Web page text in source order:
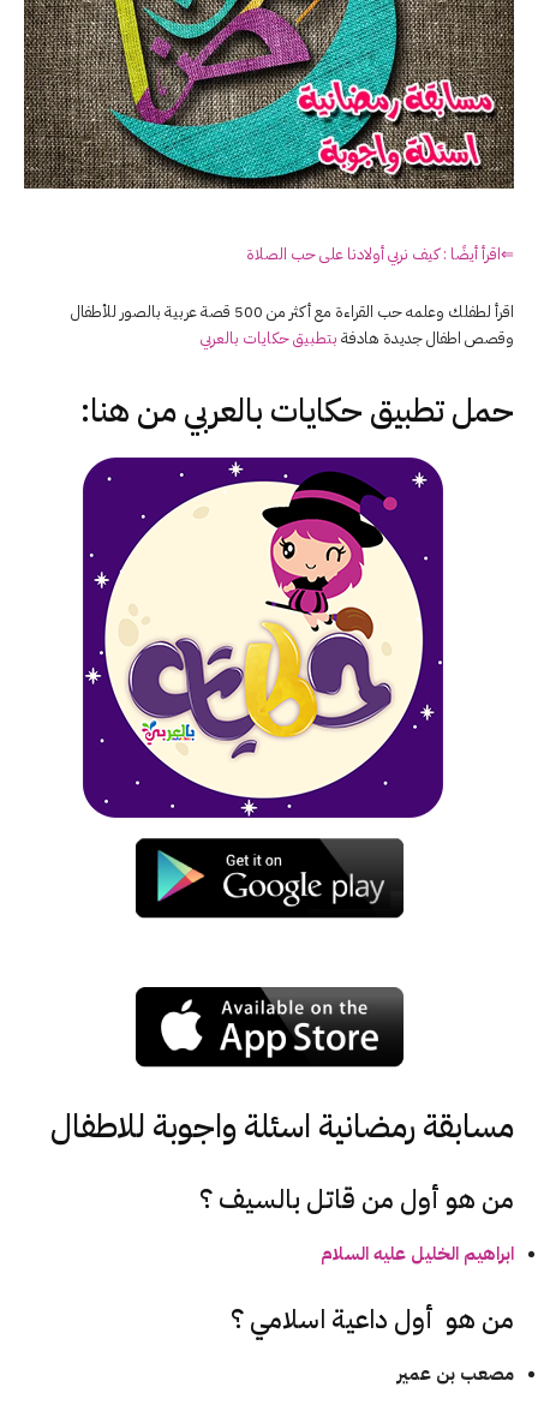
⇐اقرأ أيضًا : كيف نربي أولادنا على حب الصلاة
اقرأ لطفلك وعلمه حب القراءة مع أكثر من 500 قصة عربية بالصور للأطفال
وقصص اطفال جديدة هادفة بتطبيق حكايات بالعربي
حمل تطبيق حكايات بالعربيمن هنا:
مسابقة رمضانية اسئلة واجوبة للاطفال
من هو أول من قاتل بالسيف ؟
ابراهيم الخليل عليه السلام
من هو أول داعية اسلامي ؟
مصعب بن عمير